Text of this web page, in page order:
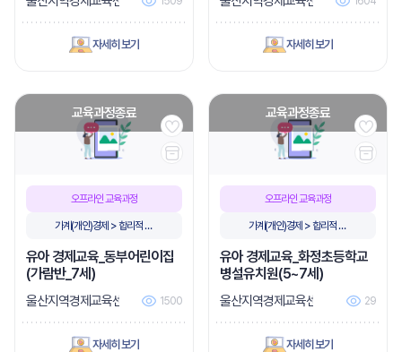
자세히 보기 자세히 보기
교육과정종료
오프라인 교육과정
가계(개인)경제 > 합리적 소
유아 경제교육_동부어린이집
(가람반_7세)
울산지역경제교육센터 1500
자세히 보기
교육과정종료
오프라인 교육과정
가계(개인)경제 > 합리적 소
유아 경제교육_화정초등학교
병설유치원(5~7세)
울산지역경제교육센터 29
자세히 보기